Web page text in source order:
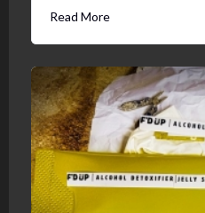
Read More